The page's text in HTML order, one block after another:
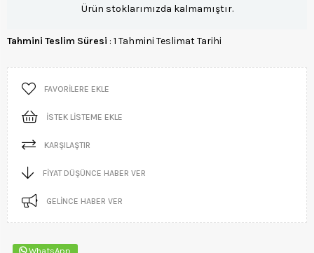
Ürün stoklarımızda kalmamıştır.
Tahmini Teslim Süresi : 1 Tahmini Teslimat Tarihi
FAVORILERE EKLE
İSTEK LISTEME EKLE
KARŞILAŞTIR
FIYAT DÜŞÜNCE HABER VER
GELINCE HABER VER
WhatsApp